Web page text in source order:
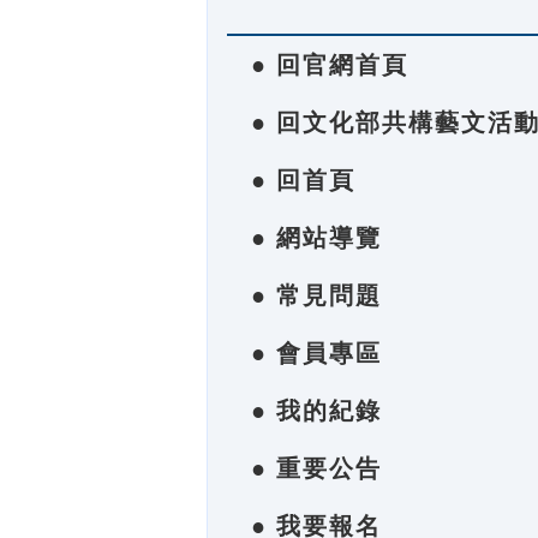
● 回官網首頁
● 回文化部共構藝文活
● 回首頁
● 網站導覽
● 常見問題
● 會員專區
● 我的紀錄
● 重要公告
● 我要報名